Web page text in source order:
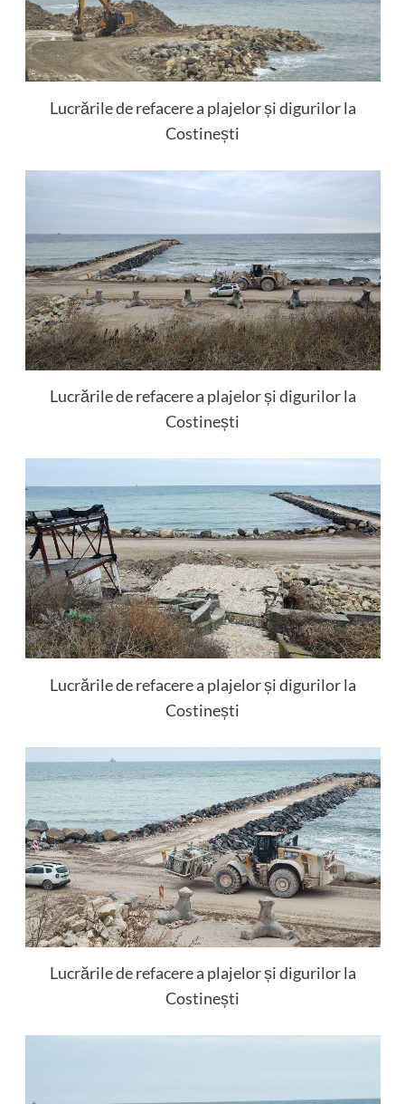
Lucrările de refacere a plajelor și digurilor la
Costinești
Lucrările de refacere a plajelor și digurilor la
Costinești
Lucrările de refacere a plajelor și digurilor la
Costinești
Lucrările de refacere a plajelor și digurilor la
Costinești